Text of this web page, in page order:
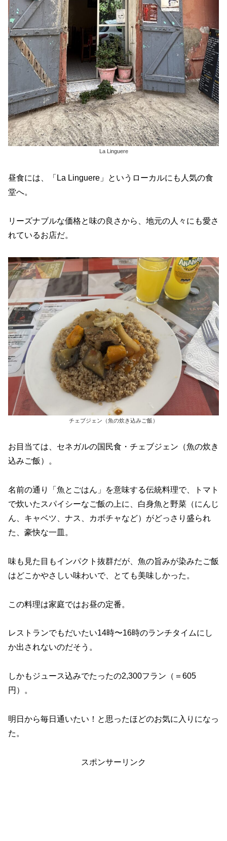
La Linguere
昼食には、「La Linguere」というローカルにも人気の食
堂へ。
リーズナブルな価格と味の良さから、地元の人々にも愛さ
れているお店だ。
チェブジェン（魚の炊き込みご飯）
お目当ては、セネガルの国民食・チェブジェン（魚の炊き
込みご飯）。
名前の通り「魚とごはん」を意味する伝統料理で、トマト
で炊いたスパイシーなご飯の上に、白身魚と野菜（にんじ
ん、キャベツ、ナス、カボチャなど）がどっさり盛られ
た、豪快な一皿。
味も見た目もインパクト抜群だが、魚の旨みが染みたご飯
はどこかやさしい味わいで、とても美味しかった。
この料理は家庭ではお昼の定番。
レストランでもだいたい14時〜16時のランチタイムにし
か出されないのだそう。
しかもジュース込みでたったの2,300フラン（＝605
円）。
明日から毎日通いたい！と思ったほどのお気に入りになっ
た。
スポンサーリンク